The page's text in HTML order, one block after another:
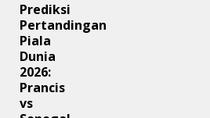
Prediksi
Pertandingan
Piala
Dunia
2026:
Prancis
vs